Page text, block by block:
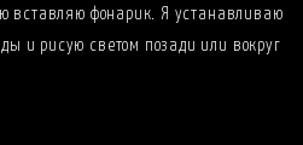
вставляю фонарик. Я устанавливаю
и рисую светом позади или вокруг